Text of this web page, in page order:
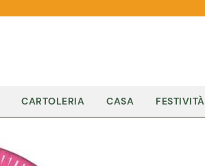
CARTOLERIA CASA FESTIVITÀ